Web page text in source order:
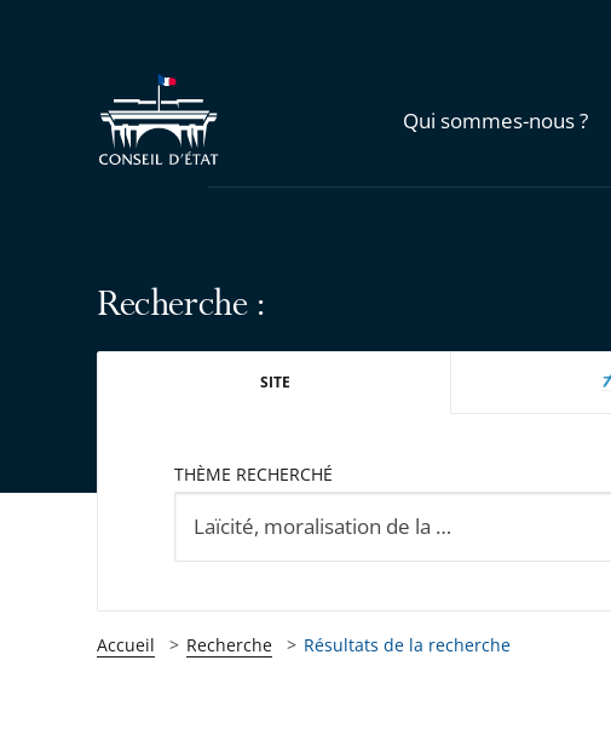
Qui sommes-nous ?
Recherche :
SITE
THÈME RECHERCHÉ
Accueil Recherche Résultats de la recherche